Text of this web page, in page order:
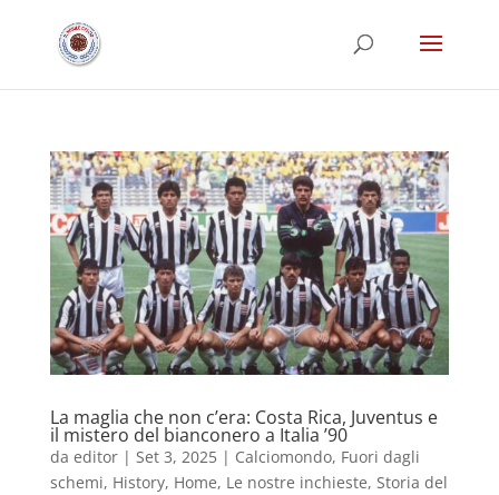
La maglia che non c’era: Costa Rica, Juventus e
il mistero del bianconero a Italia ’90
da editor| Set 3, 2025| Calciomondo, Fuori dagli
schemi, History, Home, Le nostre inchieste, Storia del